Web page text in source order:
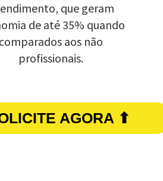
que geram
de até 35% quando
comparados aos não
profissionais.
AGORA ⬆